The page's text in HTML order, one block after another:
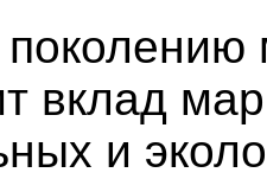
вклад
и